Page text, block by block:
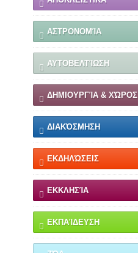
ΑΣΤΡΟΝΟΜΊΑ
ΑΥΤΟΒΕΛΤΊΩΣΗ
ΔΗΜΙΟΥΡΓΊΑ & ΧΏΡΟΣ
ΔΙΑΚΌΣΜΗΣΗ
ΕΚΔΗΛΏΣΕΙΣ
ΕΚΚΛΗΣΊΑ
ΕΚΠΑΊΔΕΥΣΗ